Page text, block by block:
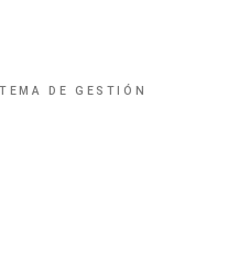
DE GESTIÓN